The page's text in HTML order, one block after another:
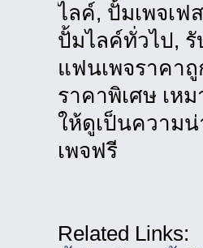
ไลค์, ปั้มเพจเฟ
ปั้มไลค์ทั่วไป,
แฟนเพจราคาถู
ราคาพิเศษ เห
ให้ดูเป็นความ
เพจฟรี
Related Links: